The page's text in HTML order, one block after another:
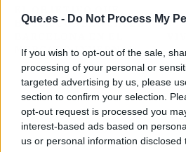
Que.es - Do Not Process My
If you wish to opt-out of the sale,
processing of your personal or
targeted advertising by us, please
section to confirm your selection.
opt-out request is processed you
interest-based ads based on
us or personal information
BUSCA CONSEGUIR EL
MERCADO INVERNAL